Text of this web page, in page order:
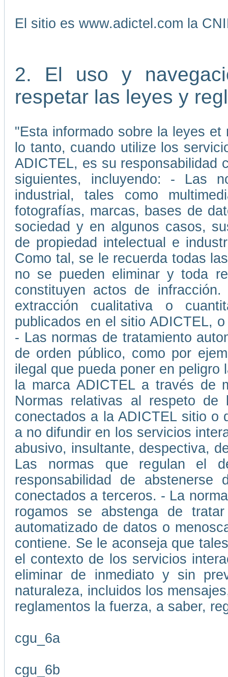
El sitio es www.adictel.com la
2. El uso y
respetar las leyes y
"Esta informado sobre la leyes
lo tanto, cuando utilize los
ADICTEL, es su responsabilidad
siguientes, incluyendo: - Las
industrial, tales como
fotografías, marcas, bases de
sociedad y en algunos casos,
de propiedad intelectual e
Como tal, se le recuerda todas
no se pueden eliminar y toda
constituyen actos de
extracción cualitativa o
publicados en el sitio ADICTEL,
- Las normas de tratamiento
de orden público, como por
ilegal que pueda poner en
la marca ADICTEL a través de
Normas relativas al respeto
conectados a la ADICTEL sitio o
a no difundir en los servicios
abusivo, insultante, despectiva,
Las normas que regulan el
responsabilidad de
conectados a terceros. - La
rogamos se abstenga de
automatizado de datos o
contiene. Se le aconseja que
el contexto de los servicios
eliminar de inmediato y sin
naturaleza, incluidos los
reglamentos la fuerza, a saber,
cgu_6a
cgu_6b